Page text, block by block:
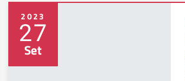
2023
27
Set